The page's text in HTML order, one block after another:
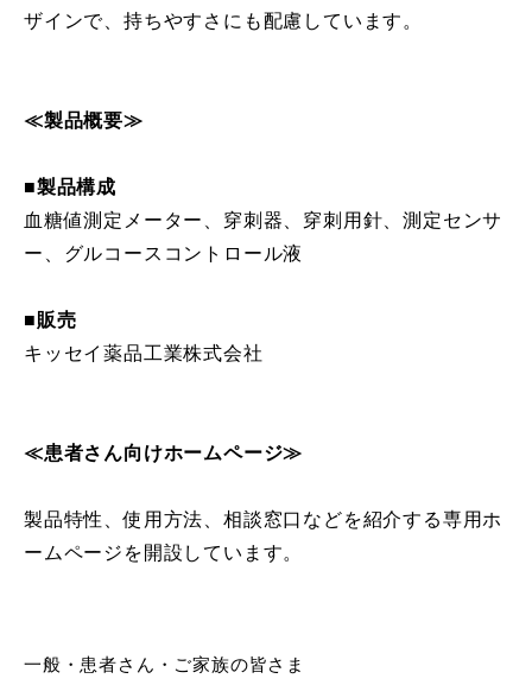
ザインで、持ちやすさにも配慮しています。
≪製品概要≫
■製品構成
血糖値測定メーター、穿刺器、穿刺用針、測定センサ
ー、グルコースコントロール液
■販売
キッセイ薬品工業株式会社
≪患者さん向けホームページ≫
製品特性、使用方法、相談窓口などを紹介する専用ホ
ームページを開設しています。
一般・患者さん・ご家族の皆さま